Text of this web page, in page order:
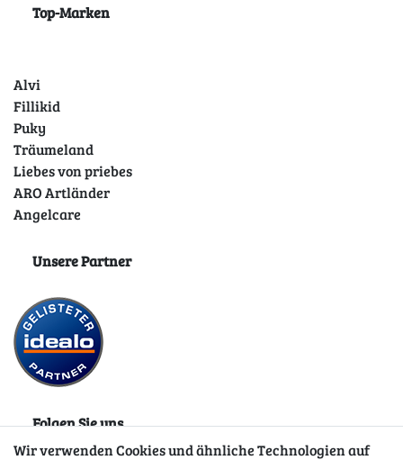
Top-Marken
Alvi
Fillikid
Puky
Träumeland
Liebes von priebes
ARO Artländer
Angelcare
Unsere Partner
Folgen Sie uns
Wir verwenden Cookies und ähnliche Technologien auf